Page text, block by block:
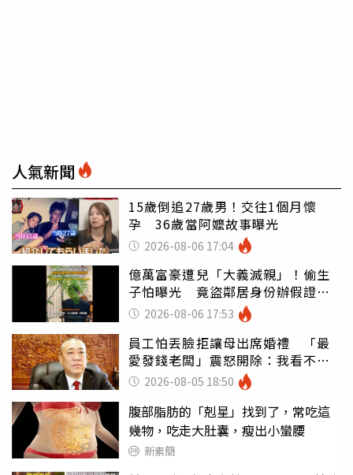
人氣新聞
15歲倒追27歲男！交往1個月懷
孕 36歲當阿嬤故事曝光
2026-08-06 17:04
億萬富豪遭兒「大義滅親」！偷生
子怕曝光 竟盜鄰居身份辦假證落
戶 2026-08-06 17:53
員工怕丟臉拒讓母出席婚禮 「最
愛發錢老闆」震怒開除：我看不起
你 2026-08-05 18:50
腹部脂肪的「剋星」找到了，常吃這
幾物，吃走大肚囊，瘦出小蠻腰
新素簡